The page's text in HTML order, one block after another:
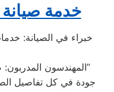
خدمة
“المهندسون المدربون: صيانة زانوسي بيد خبراء في الميدان”